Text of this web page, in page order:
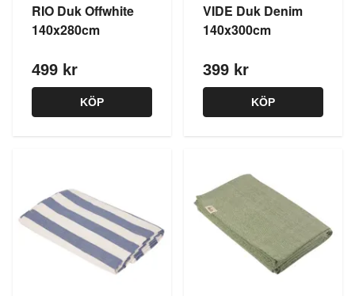
RIO Duk Offwhite
140x280cm
499 kr
KÖP
VIDE Duk Denim
140x300cm
399 kr
KÖP